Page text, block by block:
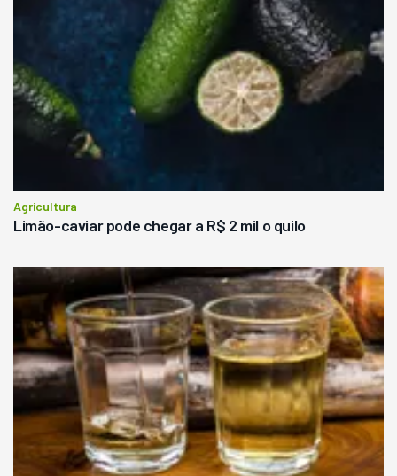
Agricultura
Limão-caviar pode chegar a R$ 2 mil o quilo